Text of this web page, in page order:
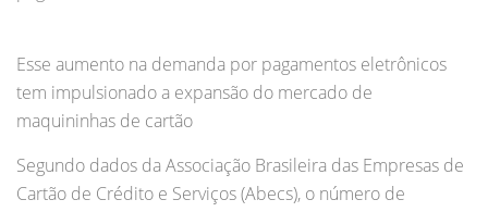
Esse aumento na demanda por pagamentos eletrônicos
tem impulsionado a expansão do mercado de
maquininhas de cartão
Segundo dados da Associação Brasileira das Empresas de
Cartão de Crédito e Serviços (Abecs), o número de